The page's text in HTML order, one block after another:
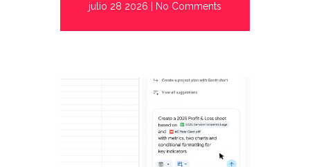
julio 28 2026 No Comments